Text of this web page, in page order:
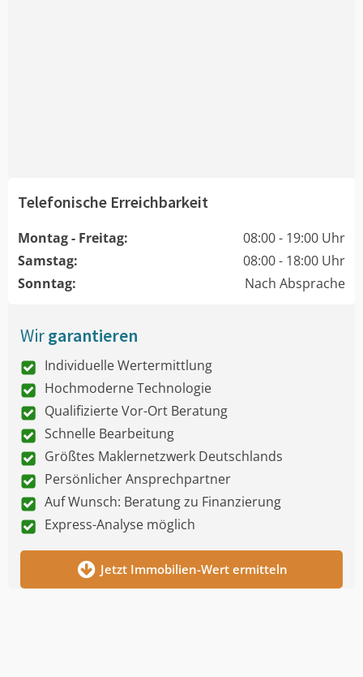
Telefonische Erreichbarkeit
Montag - Freitag:
08:00 - 19:00 Uhr
Samstag:
08:00 - 18:00 Uhr
Sonntag:
Nach Absprache
Wirgarantieren
Individuelle Wertermittlung
Hochmoderne Technologie
Qualifizierte Vor-Ort Beratung
Schnelle Bearbeitung
Größtes Maklernetzwerk Deutschlands
Persönlicher Ansprechpartner
Auf Wunsch: Beratung zu Finanzierung
Express-Analyse möglich
Jetzt Immobilien-Wert ermitteln